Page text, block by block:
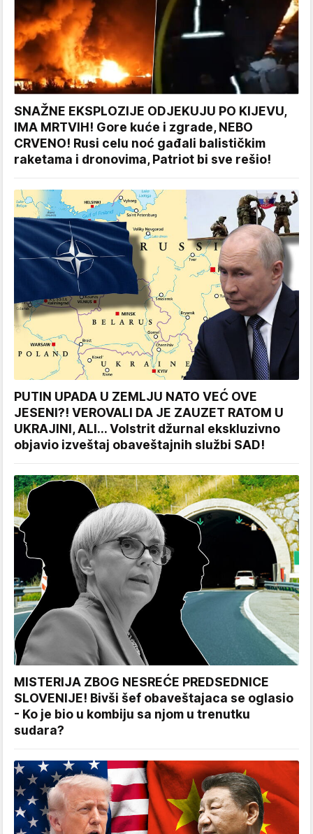
SNAŽNE EKSPLOZIJE ODJEKUJU PO KIJEVU,
IMA MRTVIH! Gore kuće i zgrade, NEBO
CRVENO! Rusi celu noć gađali balističkim
raketama i dronovima, Patriot bi sve rešio!
PUTIN UPADA U ZEMLJU NATO VEĆ OVE
JESENI?! VEROVALI DA JE ZAUZET RATOM U
UKRAJINI, ALI... Volstrit džurnal ekskluzivno
objavio izveštaj obaveštajnih službi SAD!
MISTERIJA ZBOG NESREĆE PREDSEDNICE
SLOVENIJE! Bivši šef obaveštajaca se oglasio
- Ko je bio u kombiju sa njom u trenutku
sudara?